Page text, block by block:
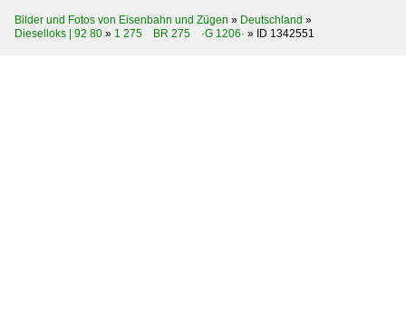
Bilder und Fotos von Eisenbahn und Zügen » Deutschland »
Dieselloks | 92 80 » 1 275 BR 275 ·G 1206· » ID 1342551